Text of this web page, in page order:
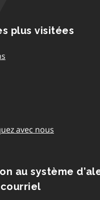
plus visitées
avec nous
au système
courriel